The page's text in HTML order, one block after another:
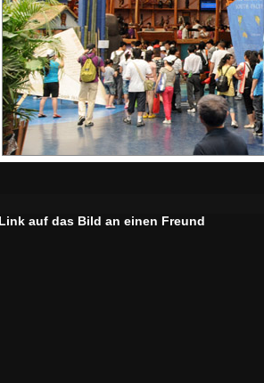
auf das Bild an einen Freund